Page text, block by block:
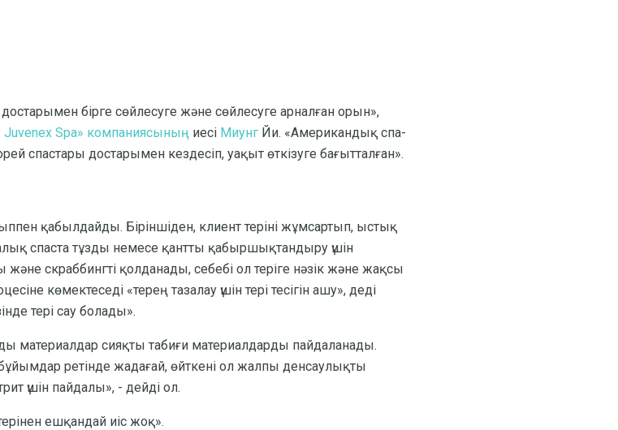
бірге сөйлесуге және сөйлесуге арналған орын»,
Juvenex Spa» компаниясының иесі Миунг Йи. «Американдық спа-
спастары достарымен кездесіп, уақыт өткізуге бағытталған».
қабылдайды. Біріншіден, клиент теріні жұмсартып, ыстық
спаста тұзды немесе қантты қабыршықтандыру үшін
және скраббингті қолданады, себебі ол теріге нәзік және жақсы
көмектеседі «терең тазалау үшін тері тесігін ашу», деді
терi сау болады».
материалдар сияқты табиғи материалдарды пайдаланады.
ретінде жадағай, өйткені ол жалпы денсаулықты
үшін пайдалы», - дейді ол.
ешқандай иіс жоқ».